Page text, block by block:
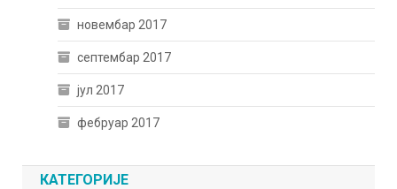
новембар 2017
септембар 2017
јул 2017
фебруар 2017
КАТЕГОРИЈЕ